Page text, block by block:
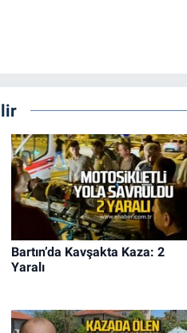
Bartın’da Kavşakta Kaza: 2
Yaralı